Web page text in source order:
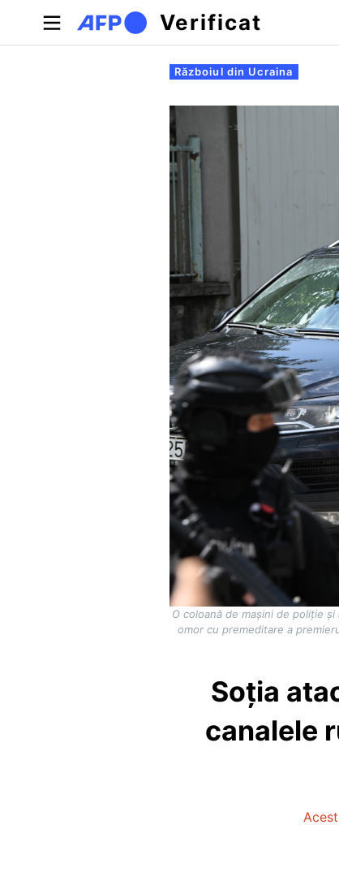
Sari la conținutul principal
Verificat
Filele principale
Războiul din Ucraina
O coloană de mașini de poliție
omor cu premeditare a
Soția
canalele